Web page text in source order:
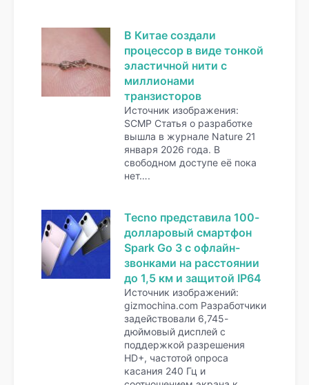
В Китае создали
процессор в виде тонкой
эластичной нити с
миллионами
транзисторов
Источник изображения:
SCMP Статья о разработке
вышла в журнале Nature 21
января 2026 года. В
свободном доступе её пока
нет….
Tecno представила 100-
долларовый смартфон
Spark Go 3 с офлайн-
звонками на расстоянии
до 1,5 км и защитой IP64
Источник изображений:
gizmochina.com Разработчики
задействовали 6,745-
дюймовый дисплей с
поддержкой разрешения
HD+, частотой опроса
касания 240 Гц и